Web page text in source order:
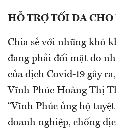
HỖ TRỢ TỐI ĐA
Chia sẻ với những khó
đang phải đối mặt do
của dịch Covid-19 gây
Vĩnh Phúc Hoàng Thị
“Vĩnh Phúc ủng hộ
doanh nghiệp, chống